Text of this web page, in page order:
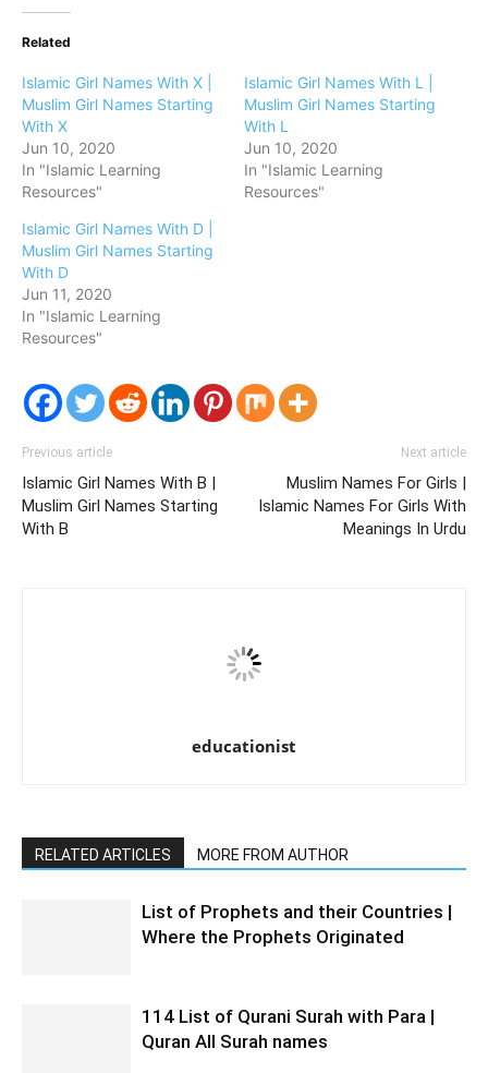
Related
Islamic Girl Names With X |
Muslim Girl Names Starting
With X
Jun 10, 2020
In "Islamic Learning
Resources"
Islamic Girl Names With L |
Muslim Girl Names Starting
With L
Jun 10, 2020
In "Islamic Learning
Resources"
Islamic Girl Names With D |
Muslim Girl Names Starting
With D
Jun 11, 2020
In "Islamic Learning
Resources"
Previous article
Islamic Girl Names With B |
Muslim Girl Names Starting
With B
Next article
Muslim Names For Girls |
Islamic Names For Girls With
Meanings In Urdu
educationist
RELATED ARTICLES MORE FROM AUTHOR
List of Prophets and their Countries |
Where the Prophets Originated
114 List of Qurani Surah with Para |
Quran All Surah names